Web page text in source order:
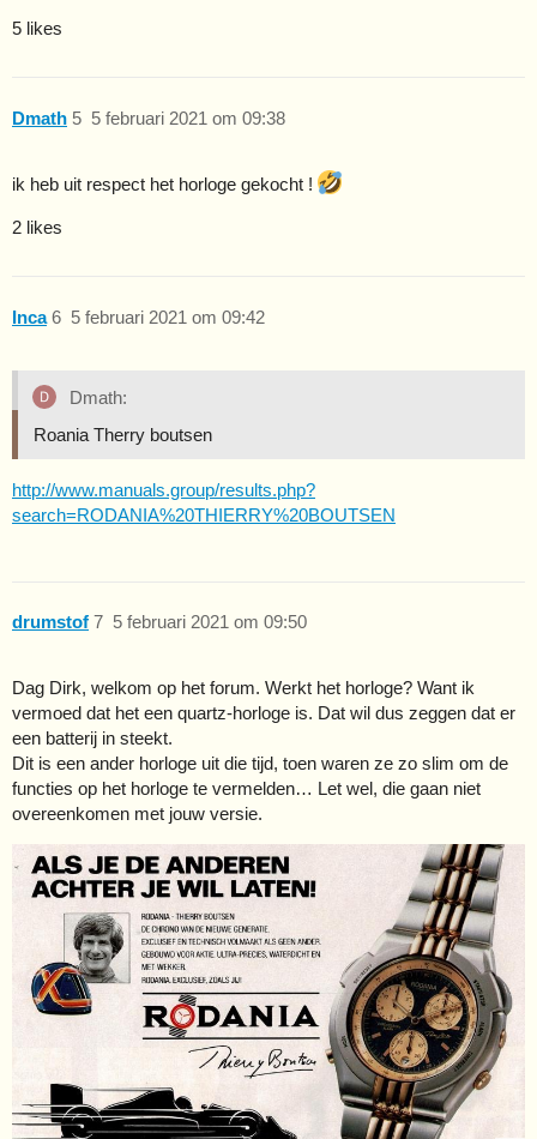
5 likes
Dmath 5 februari 2021 om 09:38
5
ik heb uit respect het horloge gekocht !
2 likes
Inca 5 februari 2021 om 09:42
6
Dmath:
Roania Therry boutsen
http://www.manuals.group/results.php?
search=RODANIA%20THIERRY%20BOUTSEN
drumstof 5 februari 2021 om 09:50
7
Dag Dirk, welkom op het forum. Werkt het horloge? Want ik
vermoed dat het een quartz-horloge is. Dat wil dus zeggen dat er
een batterij in steekt.
Dit is een ander horloge uit die tijd, toen waren ze zo slim om de
functies op het horloge te vermelden… Let wel, die gaan niet
overeenkomen met jouw versie.